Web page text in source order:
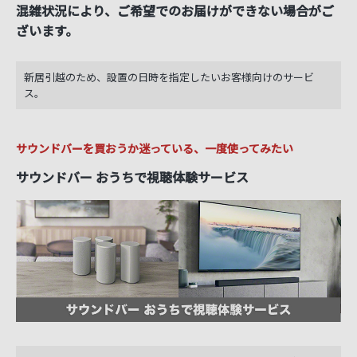
混雑状況により、ご希望でのお届けができない場合がご
ざいます。
新居引越のため、設置の日時を指定したいお客様向けのサービ
ス。
サウンドバーを買おうか迷っている、一度使ってみたい
サウンドバー おうちで視聴体験サービス